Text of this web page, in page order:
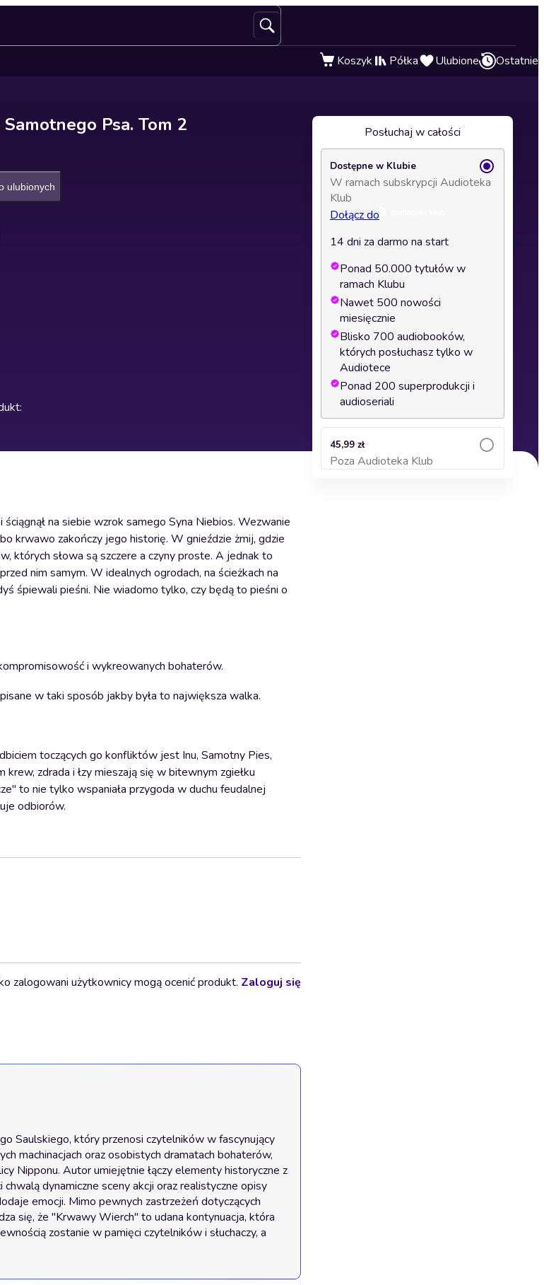
Koszyk Półka Ulubione Ostatnie
Psa. Tom 2
ulubionych
:
na siebie wzrok samego Syna Niebios. Wezwanie
krwawo zakończy jego historię. W gnieździe żmij, gdzie
których słowa są szczere a czyny proste. A jednak to
nim samym. W idealnych ogrodach, na ścieżkach na
śpiewali pieśni. Nie wiadomo tylko, czy będą to pieśni o
i wykreowanych bohaterów.
w taki sposób jakby była to największa walka.
toczących go konfliktów jest Inu, Samotny Pies,
zdrada i łzy mieszają się w bitewnym zgiełku
to nie tylko wspaniała przygoda w duchu feudalnej
odbiorów.
zalogowani użytkownicy mogą ocenić produkt. Zaloguj się
Saulskiego, który przenosi czytelników w fascynujący
machinacjach oraz osobistych dramatach bohaterów,
Nipponu. Autor umiejętnie łączy elementy historyczne z
dynamiczne sceny akcji oraz realistyczne opisy
emocji. Mimo pewnych zastrzeżeń dotyczących
się, że "Krwawy Wierch" to udana kontynuacja, która
zostanie w pamięci czytelników i słuchaczy, a
Posłuchaj w całości
Dostępne w Klubie
W ramach subskrypcji Audioteka
Klub
Dołącz do
14 dni za darmo na start
Ponad 50.000 tytułów w
ramach Klubu
Nawet 500 nowości
miesięcznie
Blisko 700 audiobooków,
których posłuchasz tylko w
Audiotece
Ponad 200 superprodukcji i
audioseriali
45,99 zł
Poza Audioteka Klub
Dodaj do koszyka